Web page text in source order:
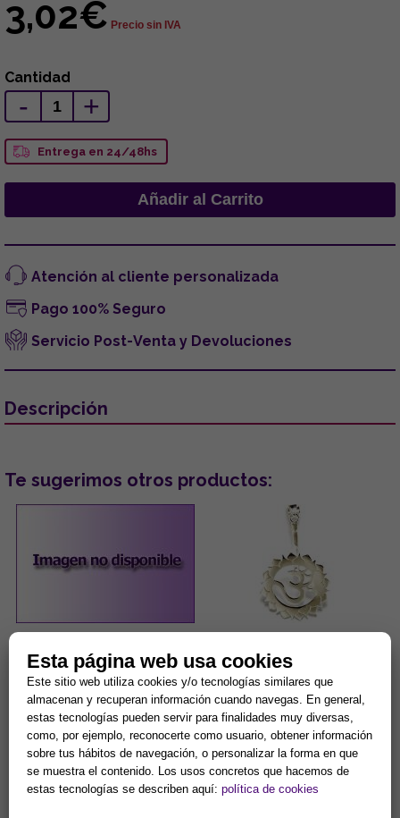
3,02€ Precio sin IVA
Cantidad
- +
Entrega en 24/48hs
Atención al cliente personalizada
Pago 100% Seguro
Servicio Post-Venta y Devoluciones
Descripción
Te sugerimos otros productos:
OJOS TURCOS COLOR LILA
CON PESTAÑAS BRILLANTES
5,00 €
Comprar
MANIPURA PLEXO SOLAR.
(PARA DONUT)
Manipura, chakra del ombligo,
chakra del plexo solar: Se
encuentra en la parte superior
del abdomen en la zona...
8,42 €
Comprar
Esta página web usa cookies
Este sitio web utiliza cookies y/o tecnologías similares que
almacenan y recuperan información cuando navegas. En general,
estas tecnologías pueden servir para finalidades muy diversas,
como, por ejemplo, reconocerte como usuario, obtener información
sobre tus hábitos de navegación, o personalizar la forma en que
se muestra el contenido. Los usos concretos que hacemos de
estas tecnologías se describen aquí: política de cookies